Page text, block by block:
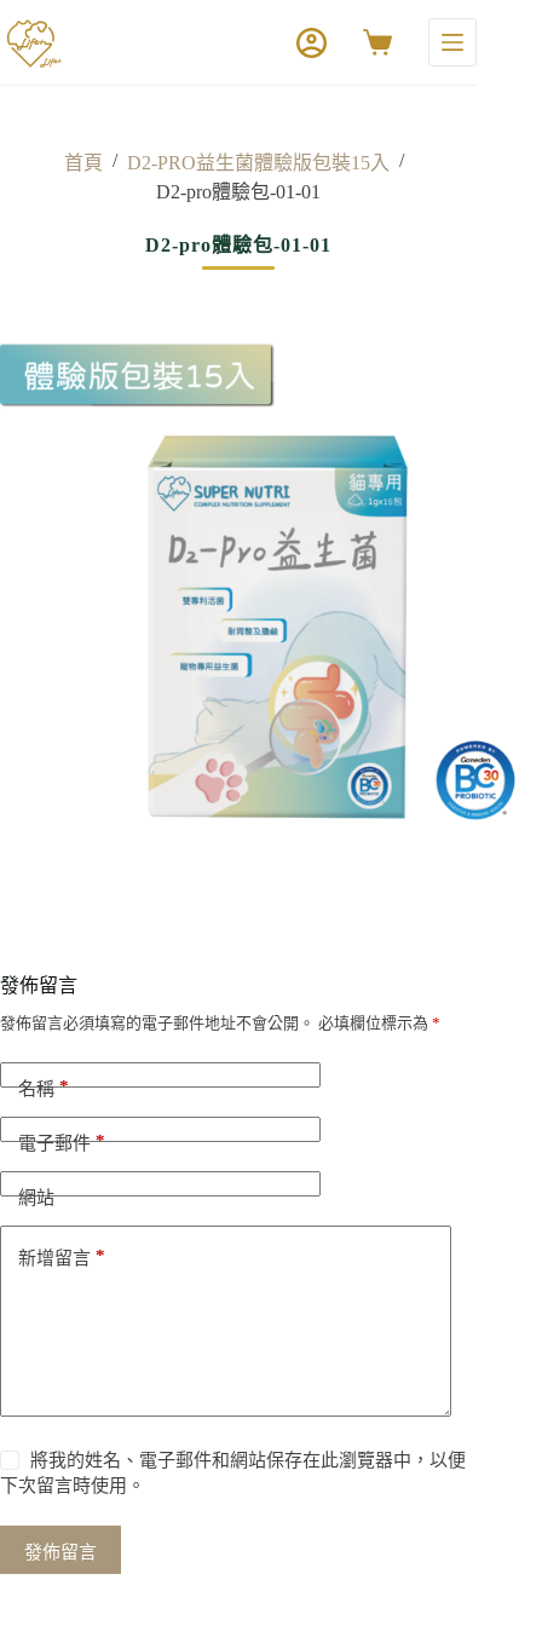
首頁 / D2-PRO益生菌體驗版包裝15入
/
D2-pro體驗包-01-01
D2-pro體驗包-01-01
發佈留言
發佈留言必須填寫的電子郵件地址不會公開。 必填欄位標示為 *
名稱*
電子郵件*
網站
新增留言 *
將我的姓名、電子郵件和網站保存在此瀏覽器中，以便
下次留言時使用。
發佈留言